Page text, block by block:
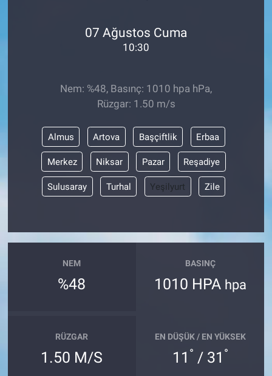
07 Ağustos Cuma
10:30
Nem: %48, Basınç: 1010 hpa hPa,
Rüzgar: 1.50 m/s
Almus Artova Başçiftlik Erbaa
Merkez Niksar Pazar Reşadiye
Sulusaray Turhal Yeşilyurt Zile
NEM
%48
BASINÇ
1010 HPA hpa
RÜZGAR
1.50 M/S
EN DÜŞÜK / EN YÜKSEK
11 ° / 31 °